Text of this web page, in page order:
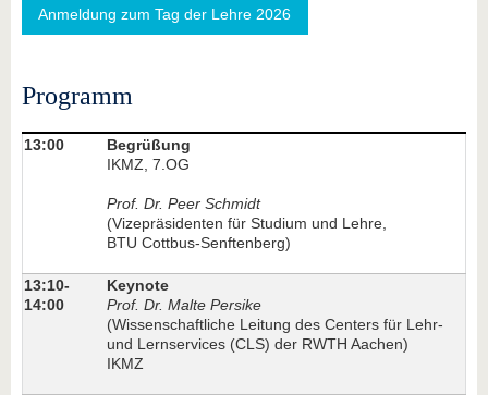
Anmeldung zum Tag der Lehre 2026
Programm
13:00
Begrüßung
IKMZ, 7.OG
Prof. Dr. Peer Schmidt
(Vizepräsidenten für Studium und Lehre,
BTU Cottbus-Senftenberg)
13:10-
14:00
Keynote
Prof. Dr. Malte Persike
(Wissenschaftliche Leitung des Centers für Lehr-
und Lernservices (CLS) der RWTH Aachen)
IKMZ